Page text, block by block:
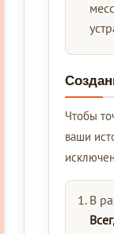
Чтобы
ваши
В